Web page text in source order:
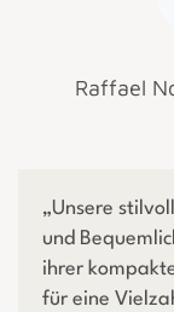
Raffael
„Unsere
und
ihrer
für eine